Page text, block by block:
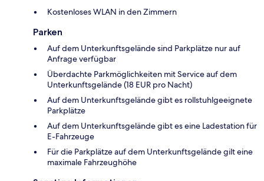
Kostenloses WLAN in den Zimmern
Parken
Auf dem Unterkunftsgelände sind Parkplätze nur auf
Anfrage verfügbar
Überdachte Parkmöglichkeiten mit Service auf dem
Unterkunftsgelände (18 EUR pro Nacht)
Auf dem Unterkunftsgelände gibt es rollstuhlgeeignete
Parkplätze
Auf dem Unterkunftsgelände gibt es eine Ladestation für
E-Fahrzeuge
Für die Parkplätze auf dem Unterkunftsgelände gilt eine
maximale Fahrzeughöhe